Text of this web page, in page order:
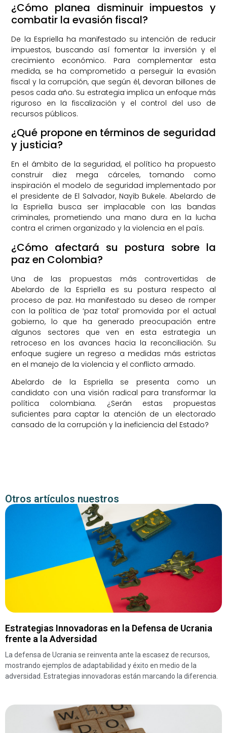
¿Cómo planea disminuir impuestos y
combatir la evasión fiscal?
De la Espriella ha manifestado su intención de reducir
impuestos, buscando así fomentar la inversión y el
crecimiento económico. Para complementar esta
medida, se ha comprometido a perseguir la evasión
fiscal y la corrupción, que según él, devoran billones de
pesos cada año. Su estrategia implica un enfoque más
riguroso en la fiscalización y el control del uso de
recursos públicos.
¿Qué propone en términos de seguridad
y justicia?
En el ámbito de la seguridad, el político ha propuesto
construir diez mega cárceles, tomando como
inspiración el modelo de seguridad implementado por
el presidente de El Salvador, Nayib Bukele. Abelardo de
la Espriella busca ser implacable con las bandas
criminales, prometiendo una mano dura en la lucha
contra el crimen organizado y la violencia en el país.
¿Cómo afectará su postura sobre la
paz en Colombia?
Una de las propuestas más controvertidas de
Abelardo de la Espriella es su postura respecto al
proceso de paz. Ha manifestado su deseo de romper
con la política de ‘paz total’ promovida por el actual
gobierno, lo que ha generado preocupación entre
algunos sectores que ven en esta estrategia un
retroceso en los avances hacia la reconciliación. Su
enfoque sugiere un regreso a medidas más estrictas
en el manejo de la violencia y el conflicto armado.
Abelardo de la Espriella se presenta como un
candidato con una visión radical para transformar la
política colombiana. ¿Serán estas propuestas
suficientes para captar la atención de un electorado
cansado de la corrupción y la ineficiencia del Estado?
Otros artículos nuestros
Estrategias Innovadoras en la Defensa de Ucrania
frente a la Adversidad
La defensa de Ucrania se reinventa ante la escasez de recursos,
mostrando ejemplos de adaptabilidad y éxito en medio de la
adversidad. Estrategias innovadoras están marcando la diferencia.